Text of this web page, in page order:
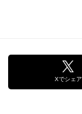
Xでシェア